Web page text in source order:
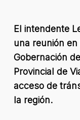
El intendente
una reunión
Gobernación
Provincial de
acceso de
la región.